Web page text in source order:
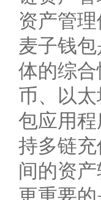
资产管理
麦子钱
体的综
币、以
包应用
持多链
间的资产